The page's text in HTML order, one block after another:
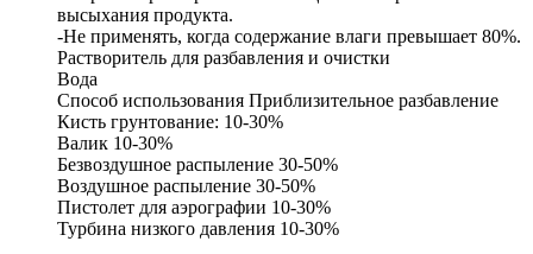
высыхания продукта.
-Не применять, когда содержание влаги превышает 80%.
Растворитель для разбавления и очистки
Вода
Способ использования Приблизительное разбавление
Кисть грунтование: 10-30%
Валик 10-30%
Безвоздушное распыление 30-50%
Воздушное распыление 30-50%
Пистолет для аэрографии 10-30%
Турбина низкого давления 10-30%